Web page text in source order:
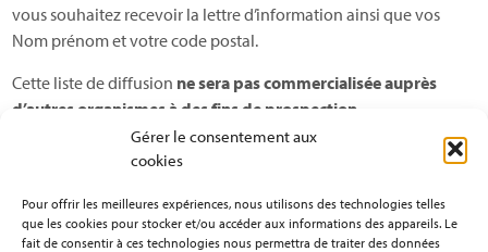
Gérer le consentement aux
cookies
Pour offrir les meilleures expériences, nous utilisons des technologies telles
que les cookies pour stocker et/ou accéder aux informations des appareils. Le
fait de consentir à ces technologies nous permettra de traiter des données
vous souhaitez recevoir la lettre d’information ainsi que vos
Nom prénom et votre code postal.
Cette liste de diffusion ne sera pas commercialisée auprès
d’autres organismes à des fins de prospection
Vous pouvez à tout moment vous désinscrire de cette liste de